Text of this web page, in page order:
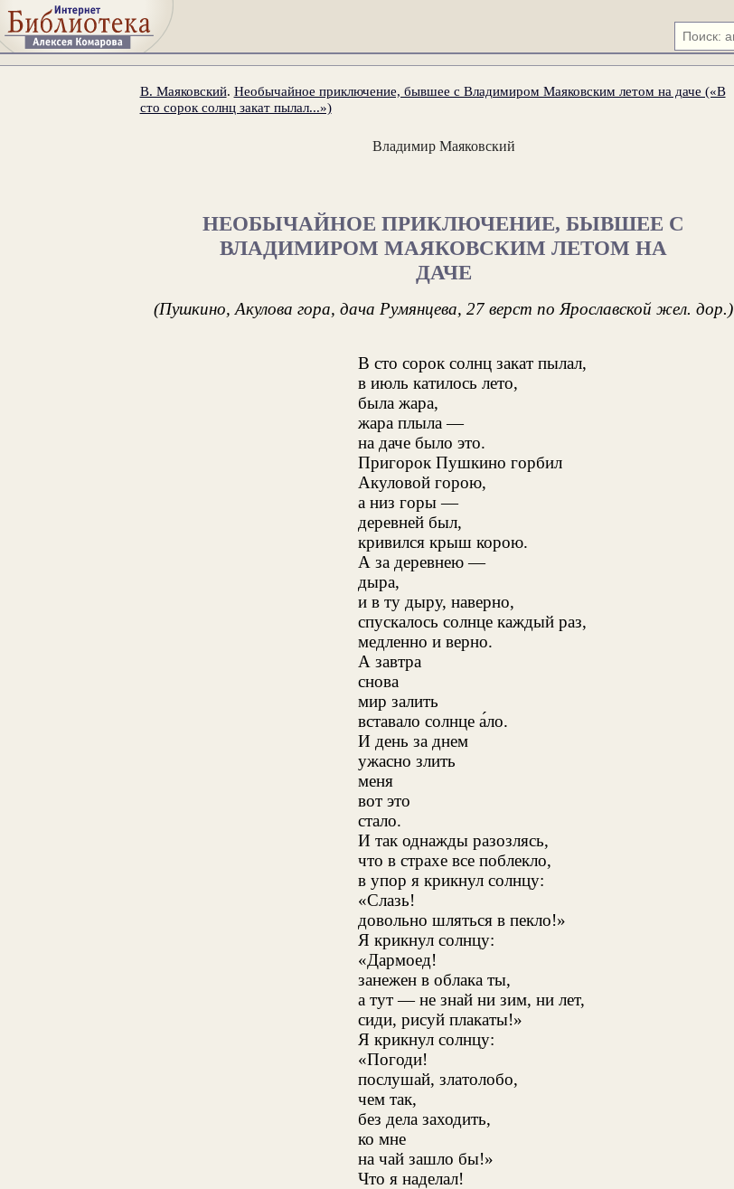
В. Маяковский. Необычайное приключение, бывшее с Владимиром Маяковским летом на даче («В
сто сорок солнц закат пылал...»)
Владимир Маяковский
НЕОБЫЧАЙНОЕ ПРИКЛЮЧЕНИЕ, БЫВШЕЕ С
ВЛАДИМИРОМ МАЯКОВСКИМ ЛЕТОМ НА
ДАЧЕ
(Пушкино, Акулова гора, дача Румянцева, 27 верст по Ярославской жел. дор.)
В сто сорок солнц закат пылал,
в июль катилось лето,
была жара,
жара плыла —
на даче было это.
Пригорок Пушкино горбил
Акуловой горою,
а низ горы —
деревней был,
кривился крыш корою.
А за деревнею —
дыра,
и в ту дыру, наверно,
спускалось солнце каждый раз,
медленно и верно.
А завтра
снова
мир залить
вставало солнце а́ло.
И день за днем
ужасно злить
меня
вот это
стало.
И так однажды разозлясь,
что в страхе все поблекло,
в упор я крикнул солнцу:
«Слазь!
довольно шляться в пекло!»
Я крикнул солнцу:
«Дармоед!
занежен в облака ты,
а тут — не знай ни зим, ни лет,
сиди, рисуй плакаты!»
Я крикнул солнцу:
«Погоди!
послушай, златолобо,
чем так,
без дела заходить,
ко мне
на чай зашло бы!»
Что я наделал!